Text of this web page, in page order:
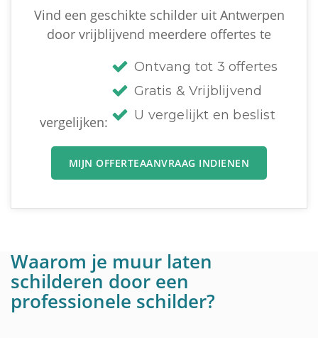
Vind een geschikte schilder uit Antwerpen
door vrijblijvend meerdere offertes te
vergelijken:
Ontvang tot 3 offertes
Gratis & Vrijblijvend
U vergelijkt en beslist
MIJN OFFERTEAANVRAAG INDIENEN
Waarom je muur laten
schilderen door een
professionele schilder?